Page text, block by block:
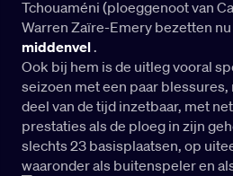
Tchouaméni (ploeggenoot van
Warren Zaïre-Emery bezetten nu
middenvel.
Ook bij hem is de uitleg vooral
seizoen met een paar blessures,
deel van de tijd inzetbaar, met
prestaties als de ploeg in zijn
slechts 23 basisplaatsen, op
waaronder als buitenspeler en